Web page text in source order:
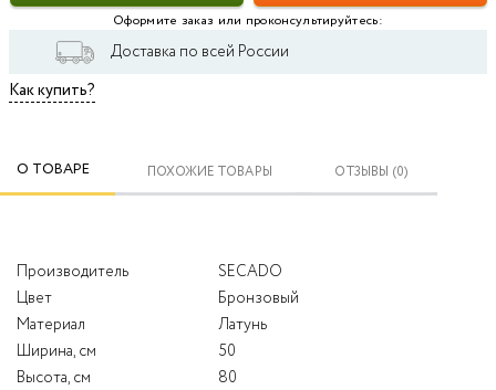
Оформите заказ или проконсультируйтесь:
Доставка по всей России
Как купить?
О ТОВАРЕ ПОХОЖИЕ ТОВАРЫ ОТЗЫВЫ (0)
Производитель
SECADO
Цвет
Бронзовый
Материал
Латунь
Ширина, см
50
Высота, см
80